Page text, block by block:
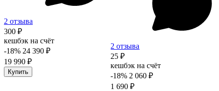
2 отзыва
300 ₽
кешбэк на счёт
-18% 24 390 ₽
19 990 ₽
Купить
2 отзыва
25 ₽
кешбэк на счёт
-18% 2 060 ₽
1 690 ₽